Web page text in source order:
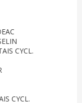
CYCL.
CYCL.